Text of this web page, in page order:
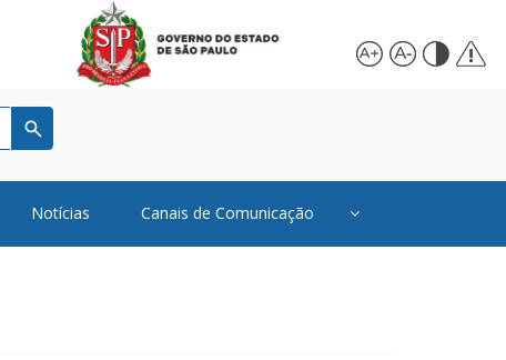
Notícias Canais de Comunicação